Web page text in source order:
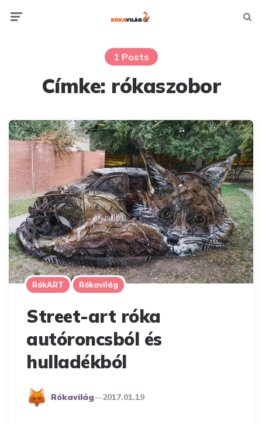
1 Posts
Címke: rókaszobor
RókART Rókavilág
Street-art róka
autóroncsból és
hulladékból
Posted
Rókavilág 2017.01.19